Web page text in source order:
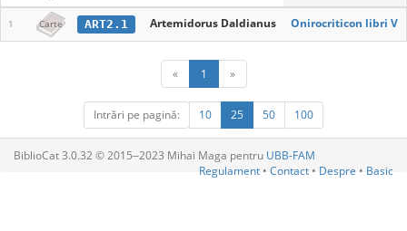
1 Carte ART2.1 Artemidorus Daldianus Onirocriticon libri V
« 1 »
Intrări pe pagină: 10 25 50 100
BiblioCat 3.0.32 © 2015‒2023 Mihai Maga pentru UBB-FAM
Regulament • Contact • Despre • Basic